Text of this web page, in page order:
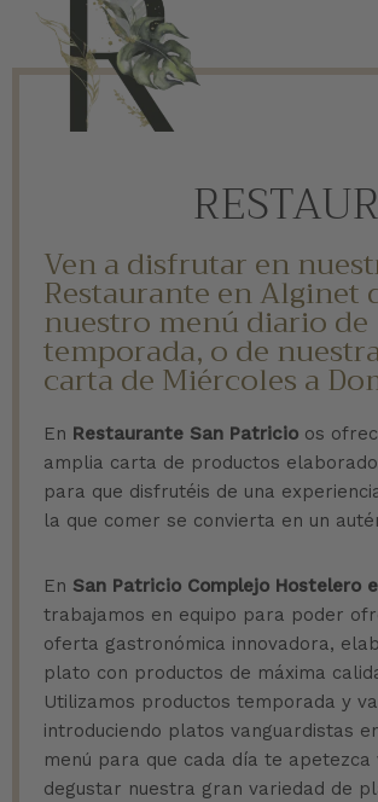
Ven a disfrutar en
Restaurante en Alginet
nuestro menú diario de
temporada, o de
carta de Miércoles a
En Restaurante San Patricio os
amplia carta de productos
para que disfrutéis de una
la que comer se convierta en un
En San Patricio Complejo Hostelero
trabajamos en equipo para poder
oferta gastronómica innovadora,
plato con productos de máxima
Utilizamos productos temporada y
introduciendo platos vanguardistas
menú para que cada día te apetezca
degustar nuestra gran variedad de